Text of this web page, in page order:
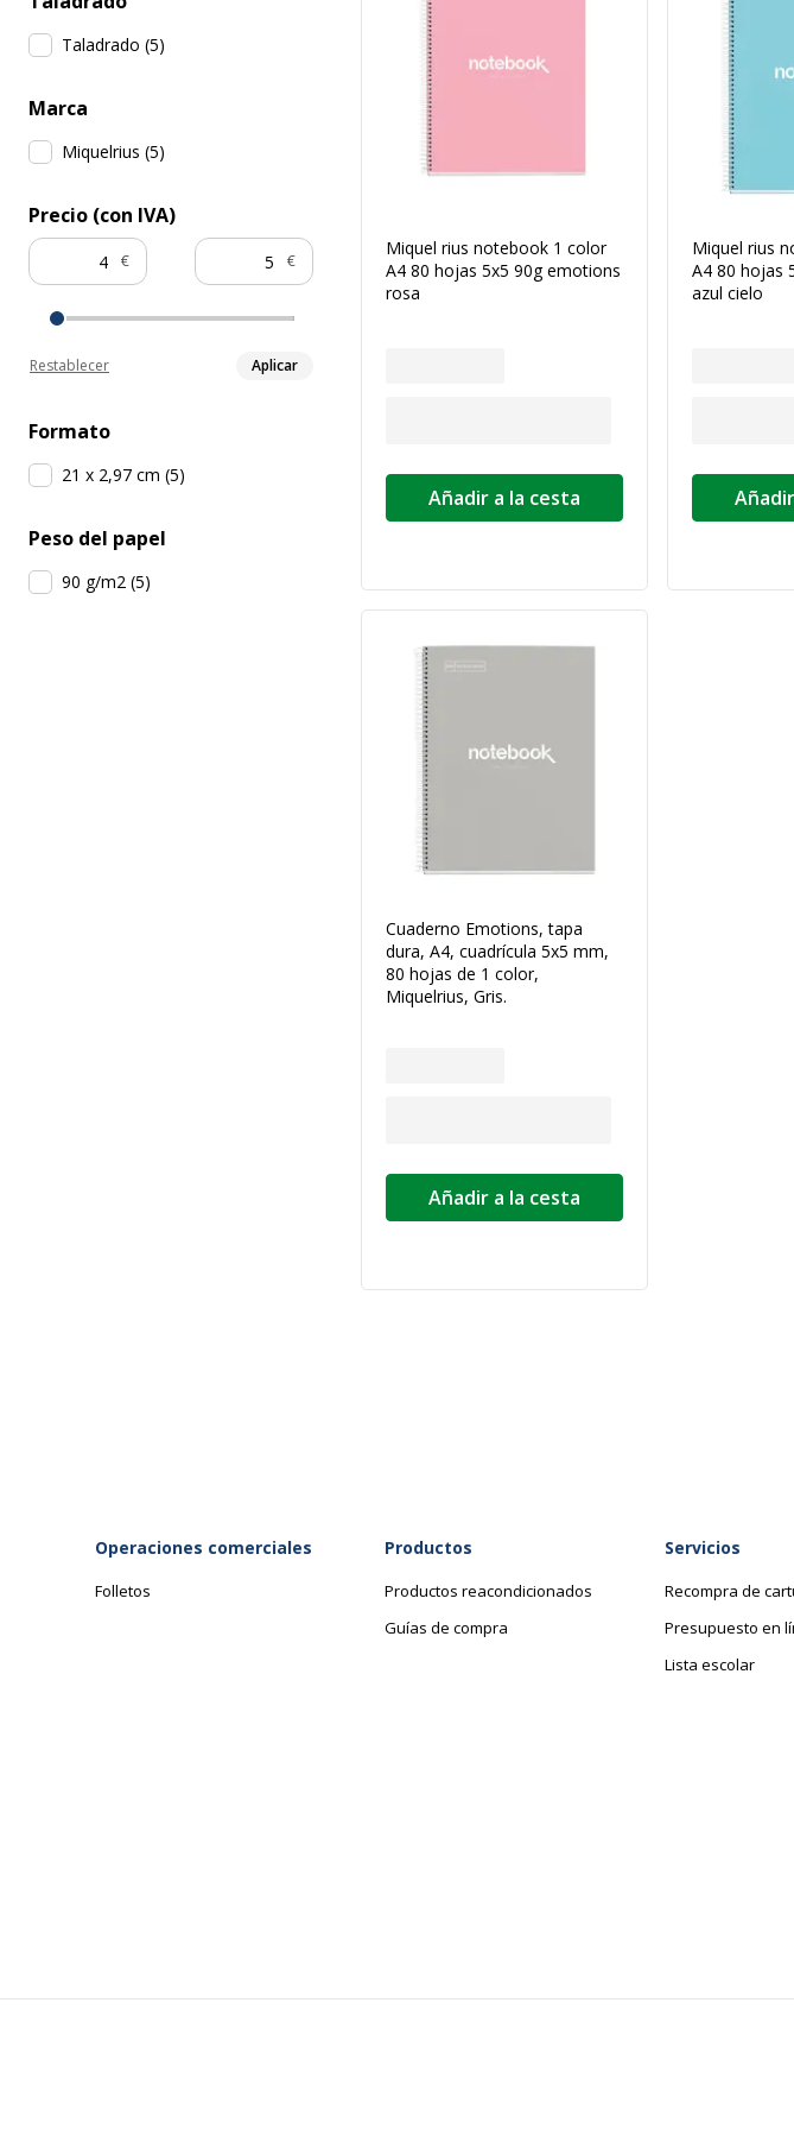
Taladrado (5)
Marca
Miquelrius (5)
Precio (con IVA)
€ €
Restablecer Aplicar
Formato
21 x 2,97 cm (5)
Peso del papel
90 g/m2 (5)
Miquel rius notebook 1 color
A4 80 hojas 5x5 90g emotions
rosa
Añadir a la cesta
Miquel rius
A4 80 hojas
azul cielo
Cuaderno Emotions, tapa
dura, A4, cuadrícula 5x5 mm,
80 hojas de 1 color,
Miquelrius, Gris.
Añadir a la cesta
Operaciones comerciales
Folletos
Productos
Productos reacondicionados
Guías de compra
Servicios
Recompra de
Presupuesto en
Lista escolar